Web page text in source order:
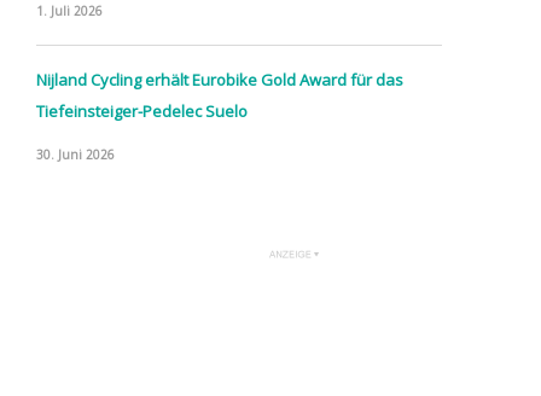
1. Juli 2026
Nijland Cycling erhält Eurobike Gold Award für das
Tiefeinsteiger-Pedelec Suelo
30. Juni 2026